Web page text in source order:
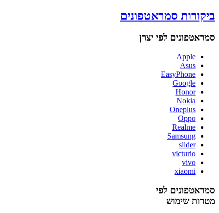
ביקורות סמראטפונים
סמראטפונים לפי יצרן
Apple
Asus
EasyPhone
Google
Honor
Nokia
Oneplus
Oppo
Realme
Samsung
slider
victurio
vivo
xiaomi
סמראטפונים לפי
מטרות שימוש